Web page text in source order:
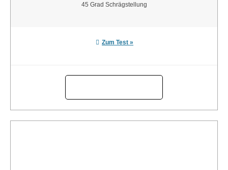
45 Grad Schrägstellung
Zum Test »